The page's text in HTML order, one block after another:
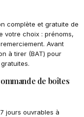
complète et gratuite de
votre choix : prénoms,
Avant
à tirer (BAT) pour
de boîtes
jours ouvrables à